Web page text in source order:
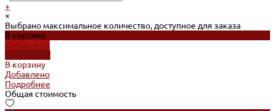
+
×
Выбрано максимальное количество, доступное для заказа
В корзину
Добавлено
В корзину
Добавлено
Подробнее
Общая стоимость